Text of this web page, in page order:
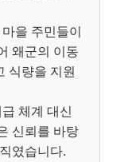
을 주민들이
왜군의 이동
식량을 지원
체계 대신
신뢰를 바탕
였습니다.